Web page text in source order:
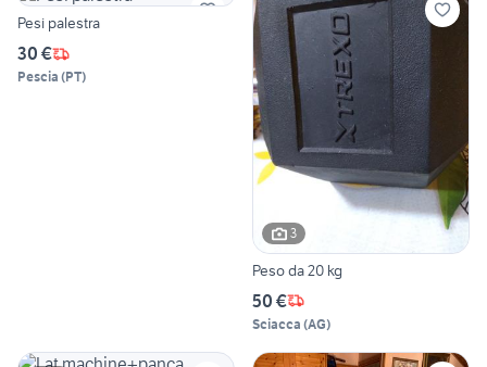
Pesi palestra
30 €
Pescia (PT)
3
Peso da 20 kg
50 €
Sciacca (AG)